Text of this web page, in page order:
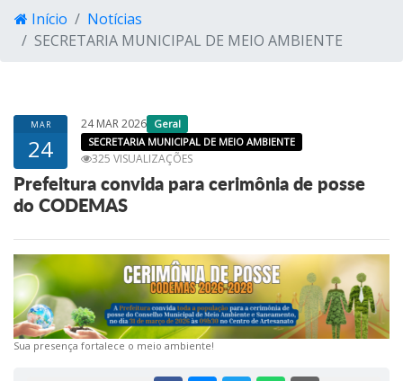
Início
Notícias
SECRETARIA MUNICIPAL DE MEIO AMBIENTE
MAR
24
24 MAR 2026 Geral
SECRETARIA MUNICIPAL DE MEIO AMBIENTE
325 VISUALIZAÇÕES
Prefeitura convida para cerimônia de posse
do CODEMAS
Sua presença fortalece o meio ambiente!